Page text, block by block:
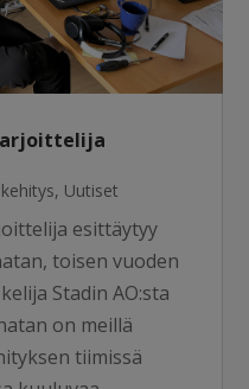
, Uutiset
esittäytyy
toisen vuoden
Stadin AO:sta
on meillä
tiimissä